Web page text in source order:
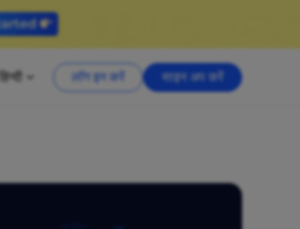
हिन्दी लॉग इन करें साइन अप करें